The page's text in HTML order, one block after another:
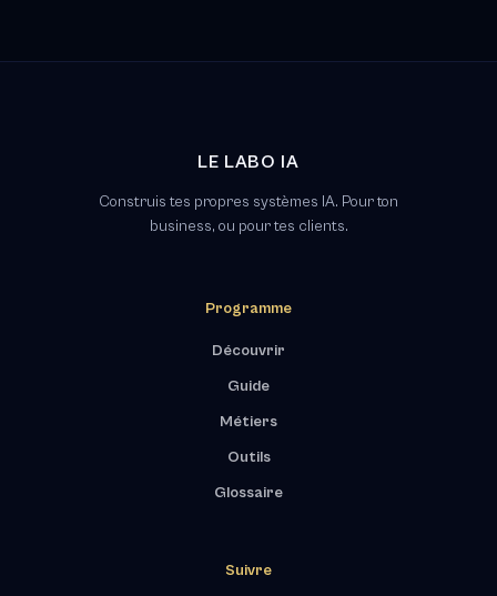
LE LABO IA
Construis tes propres systèmes IA. Pour ton
business, ou pour tes clients.
Programme
Découvrir
Guide
Métiers
Outils
Glossaire
Suivre